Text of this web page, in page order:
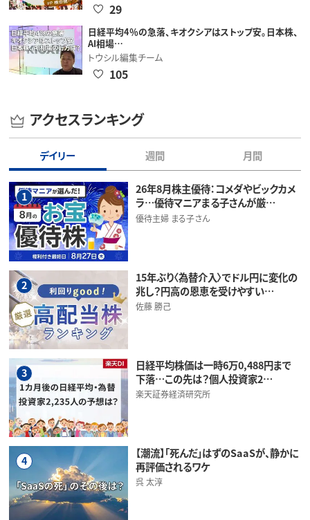
29
日経平均4％の急落、キオクシアはストップ安。日本株、
AI相場…
トウシル編集チーム
105
アクセスランキング
デイリー 週間 月間
1
26年8月株主優待：コメダやビックカメ
ラ…優待マニアまる子さんが厳…
優待主婦 まる子さん
2
15年ぶり〈為替介入〉でドル円に変化の
兆し？円高の恩恵を受けやすい…
佐藤 勝己
3
日経平均株価は一時6万0,488円まで
下落…この先は？個人投資家2…
楽天証券経済研究所
4
【潮流】「死んだ」はずのSaaSが、静かに
再評価されるワケ
呉 太淳